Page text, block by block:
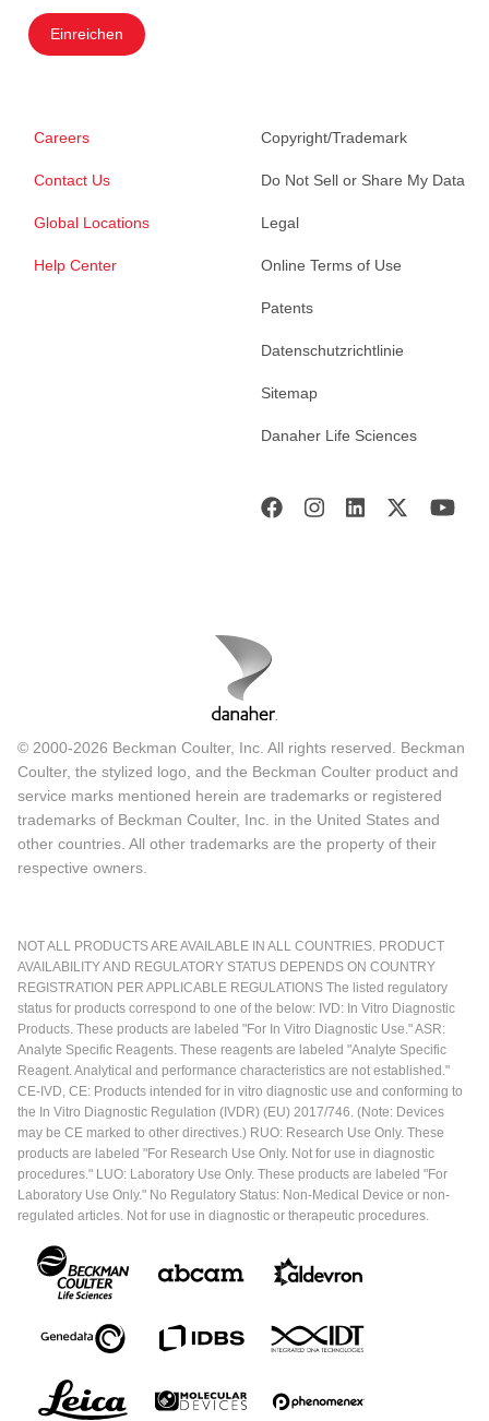
Einreichen
Careers
Contact Us
Global Locations
Help Center
Copyright/Trademark
Do Not Sell or Share My Data
Legal
Online Terms of Use
Patents
Datenschutzrichtlinie
Sitemap
Danaher Life Sciences
© 2000-2026 Beckman Coulter, Inc. All rights reserved. Beckman
Coulter, the stylized logo, and the Beckman Coulter product and
service marks mentioned herein are trademarks or registered
trademarks of Beckman Coulter, Inc. in the United States and
other countries. All other trademarks are the property of their
respective owners.
NOT ALL PRODUCTS ARE AVAILABLE IN ALL COUNTRIES. PRODUCT
AVAILABILITY AND REGULATORY STATUS DEPENDS ON COUNTRY
REGISTRATION PER APPLICABLE REGULATIONS The listed regulatory
status for products correspond to one of the below: IVD: In Vitro Diagnostic
Products. These products are labeled "For In Vitro Diagnostic Use." ASR:
Analyte Specific Reagents. These reagents are labeled "Analyte Specific
Reagent. Analytical and performance characteristics are not established."
CE-IVD, CE: Products intended for in vitro diagnostic use and conforming to
the In Vitro Diagnostic Regulation (IVDR) (EU) 2017/746. (Note: Devices
may be CE marked to other directives.) RUO: Research Use Only. These
products are labeled "For Research Use Only. Not for use in diagnostic
procedures." LUO: Laboratory Use Only. These products are labeled "For
Laboratory Use Only." No Regulatory Status: Non-Medical Device or non-
regulated articles. Not for use in diagnostic or therapeutic procedures.